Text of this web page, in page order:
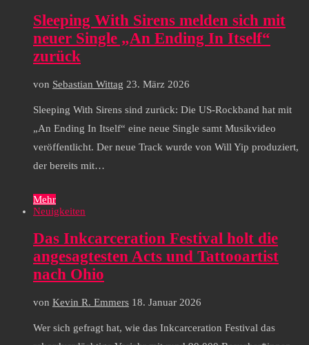
Sleeping With Sirens melden sich mit
neuer Single „An Ending In Itself“
zurück
von Sebastian Wittag 23. März 2026
Sleeping With Sirens sind zurück: Die US-Rockband hat mit
„An Ending In Itself“ eine neue Single samt Musikvideo
veröffentlicht. Der neue Track wurde von Will Yip produziert,
der bereits mit…
Mehr
Neuigkeiten
Das Inkcarceration Festival holt die
angesagtesten Acts und Tattooartist
nach Ohio
von Kevin R. Emmers 18. Januar 2026
Wer sich gefragt hat, wie das Inkcarceration Festival das